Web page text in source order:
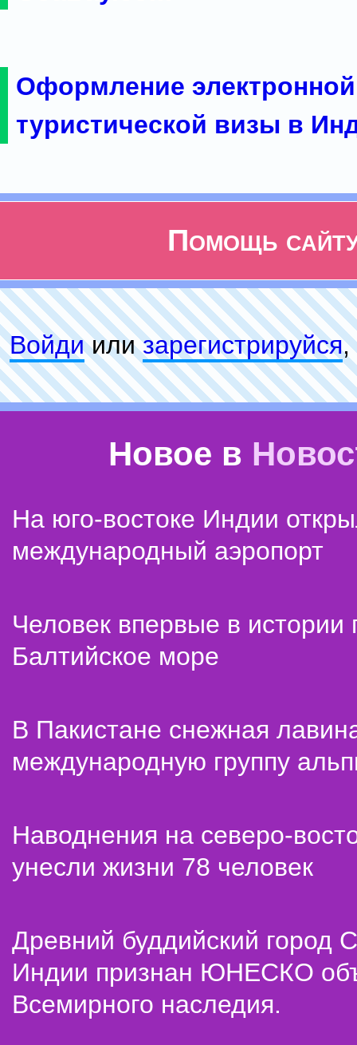
Оформление электронной
туристической визы в
Помощь
Войдиилизарeгиcтpируйся,
Новое в
На юго-востоке Индии
международный аэропорт
Человек впервые в истории
Балтийское море
В Пакистане снежная
международную группу
Наводнения на северо-
унесли жизни 78 человек
Древний буддийский город
Индии признан ЮНЕСКО
Всемирного наследия.